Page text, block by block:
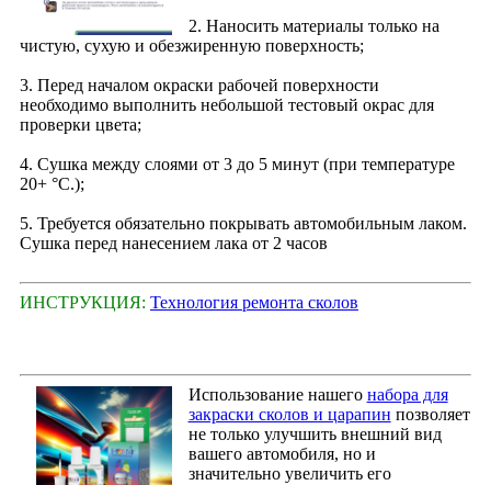
2. Наносить материалы только на
чистую, сухую и обезжиренную поверхность;
3. Перед началом окраски рабочей поверхности
необходимо выполнить небольшой тестовый окрас для
проверки цвета;
4. Сушка между слоями от 3 до 5 минут (при температуре
20+ °С.);
5. Требуется обязательно покрывать автомобильным лаком.
Сушка перед нанесением лака от 2 часов
ИНСТРУКЦИЯ: Технология ремонта сколов
Использование нашего набора для
закраски сколов и царапин позволяет
не только улучшить внешний вид
вашего автомобиля, но и
значительно увеличить его